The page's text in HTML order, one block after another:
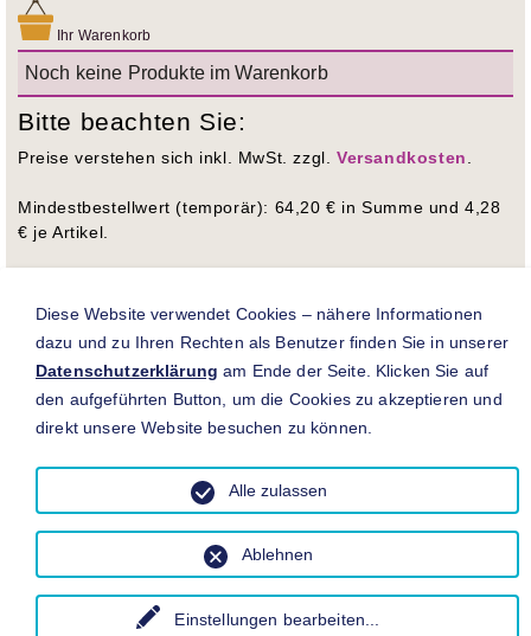
Ihr Warenkorb
Noch keine Produkte im Warenkorb
Bitte beachten Sie:
Preise verstehen sich inkl. MwSt. zzgl. Versandkosten
Mindestbestellwert (temporär): 64,20 € in Summe und 4,28
€ je Artikel.
Diese Website verwendet Cookies – nähere Informationen
dazu und zu Ihren Rechten als Benutzer finden Sie in unserer
Datenschutzerklärung am Ende der Seite. Klicken Sie auf
den aufgeführten Button, um die Cookies zu akzeptieren und
direkt unsere Website besuchen zu können.
Einstellungen bearbeiten
Ablehnen
Alle zulassen